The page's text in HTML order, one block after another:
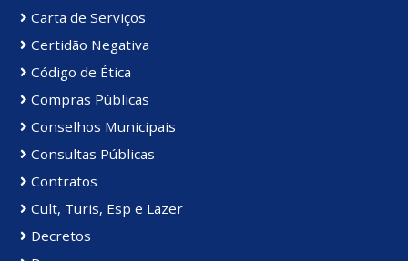
Carta de Serviços
Certidão Negativa
Código de Ética
Compras Públicas
Conselhos Municipais
Consultas Públicas
Contratos
Cult, Turis, Esp e Lazer
Decretos